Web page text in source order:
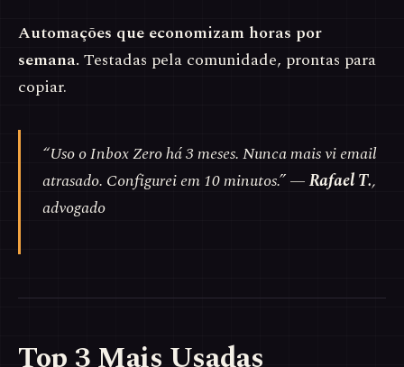
Automações que economizam horas por
semana. Testadas pela comunidade, prontas para
copiar.
“Uso o Inbox Zero há 3 meses. Nunca mais vi email
atrasado. Configurei em 10 minutos.”—Rafael T.,
advogado